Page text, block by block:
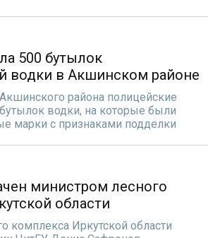
500 бутылок
водки в Акшинском районе
района полицейские
водки, на которые были
марки с признаками подделки
министром лесного
области
комплекса Иркутской области